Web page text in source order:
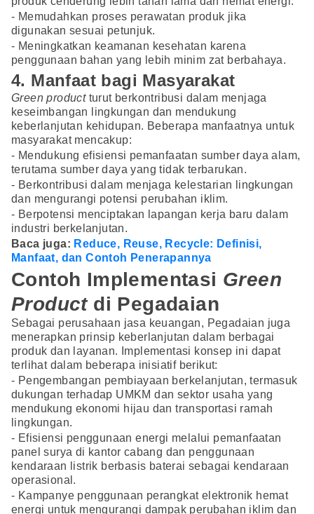
- Memudahkan proses perawatan produk jika
digunakan sesuai petunjuk.
- Meningkatkan keamanan kesehatan karena
penggunaan bahan yang lebih minim zat berbahaya.
4. Manfaat bagi Masyarakat
Green productturut berkontribusi dalam menjaga
keseimbangan lingkungan dan mendukung
keberlanjutan kehidupan. Beberapa manfaatnya untuk
masyarakat mencakup:
- Mendukung efisiensi pemanfaatan sumber daya alam,
terutama sumber daya yang tidak terbarukan.
- Berkontribusi dalam menjaga kelestarian lingkungan
dan mengurangi potensi perubahan iklim.
- Berpotensi menciptakan lapangan kerja baru dalam
industri berkelanjutan.
Baca juga: Reduce, Reuse, Recycle: Definisi,
Manfaat, dan Contoh Penerapannya
Contoh Implementasi Green
Productdi Pegadaian
Sebagai perusahaan jasa keuangan, Pegadaian juga
menerapkan prinsip keberlanjutan dalam berbagai
produk dan layanan. Implementasi konsep ini dapat
terlihat dalam beberapa inisiatif berikut:
- Pengembangan pembiayaan berkelanjutan, termasuk
dukungan terhadap UMKM dan sektor usaha yang
mendukung ekonomi hijau dan transportasi ramah
lingkungan.
- Efisiensi penggunaan energi melalui pemanfaatan
panel surya di kantor cabang dan penggunaan
kendaraan listrik berbasis baterai sebagai kendaraan
operasional.
- Kampanye penggunaan perangkat elektronik hemat
energi untuk mengurangi dampak perubahan iklim dan